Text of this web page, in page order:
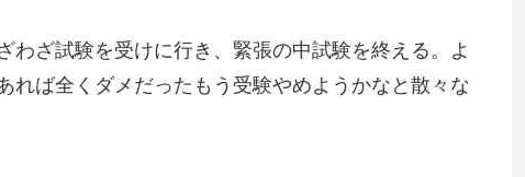
わざ試験を受けに行き、緊張の中試験を終える。よ
れば全くダメだったもう受験やめようかなと散々な